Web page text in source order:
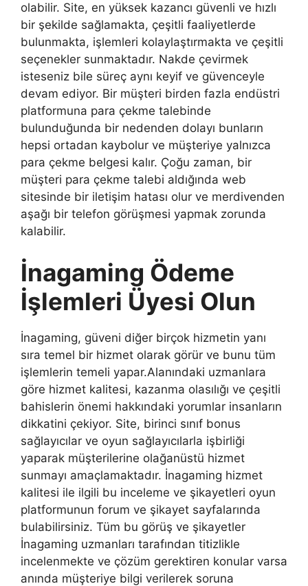
olabilir. Site, en yüksek kazancı güvenli ve hızlı
bir şekilde sağlamakta, çeşitli faaliyetlerde
bulunmakta, işlemleri kolaylaştırmakta ve çeşitli
seçenekler sunmaktadır. Nakde çevirmek
isteseniz bile süreç aynı keyif ve güvenceyle
devam ediyor. Bir müşteri birden fazla endüstri
platformuna para çekme talebinde
bulunduğunda bir nedenden dolayı bunların
hepsi ortadan kaybolur ve müşteriye yalnızca
para çekme belgesi kalır. Çoğu zaman, bir
müşteri para çekme talebi aldığında web
sitesinde bir iletişim hatası olur ve merdivenden
aşağı bir telefon görüşmesi yapmak zorunda
kalabilir.
İnagaming Ödeme
İşlemleri Üyesi Olun
İnagaming, güveni diğer birçok hizmetin yanı
sıra temel bir hizmet olarak görür ve bunu tüm
işlemlerin temeli yapar.Alanındaki uzmanlara
göre hizmet kalitesi, kazanma olasılığı ve çeşitli
bahislerin önemi hakkındaki yorumlar insanların
dikkatini çekiyor. Site, birinci sınıf bonus
sağlayıcılar ve oyun sağlayıcılarla işbirliği
yaparak müşterilerine olağanüstü hizmet
sunmayı amaçlamaktadır. İnagaming hizmet
kalitesi ile ilgili bu inceleme ve şikayetleri oyun
platformunun forum ve şikayet sayfalarında
bulabilirsiniz. Tüm bu görüş ve şikayetler
İnagaming uzmanları tarafından titizlikle
incelenmekte ve çözüm gerektiren konular varsa
anında müşteriye bilgi verilerek soruna